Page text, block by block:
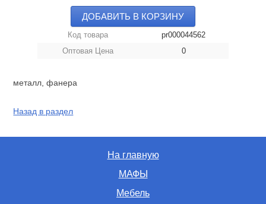
ДОБАВИТЬ В КОРЗИНУ
Код товара
pr000044562
Оптовая Цена
0
металл, фанера
Назад в раздел
На главную
МАФЫ
Мебель